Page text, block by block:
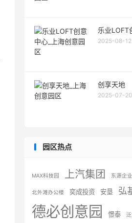
乐业LOFT
2025-08-12
创享天地
2025-07-20
园区热点
MAX科技园 上汽集团 东源企业
北外滩办公楼 奕成投资 安垦 弘
德必创意园 憬泰